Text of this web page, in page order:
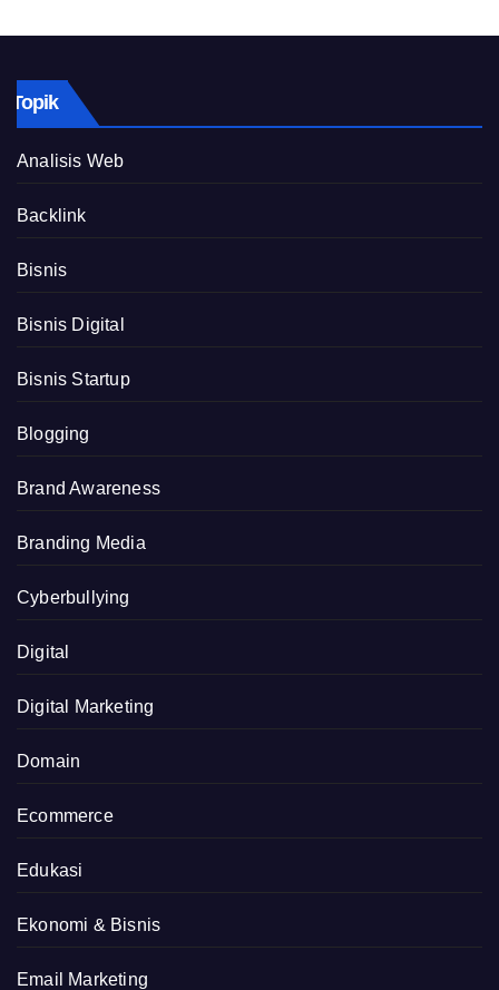
Topik
Analisis Web
Backlink
Bisnis
Bisnis Digital
Bisnis Startup
Blogging
Brand Awareness
Branding Media
Cyberbullying
Digital
Digital Marketing
Domain
Ecommerce
Edukasi
Ekonomi & Bisnis
Email Marketing